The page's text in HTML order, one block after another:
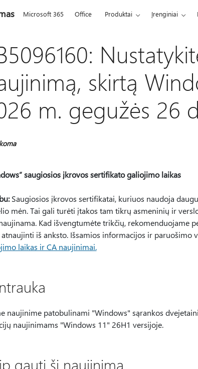
Microsoft 365 Office Produktai Įrenginiai
skirtą
m. gegužės 26
saugiosios įkrovos sertifikato galiojimo laikas
Saugiosios įkrovos sertifikatai, kuriuos naudoja
mėn. Tai gali turėti įtakos tam tikrų asmeninių ir
Kad išvengtumėte trikčių, rekomenduojame
iš anksto. Išsamios informacijos ir paruošimo
laikas ir CA naujinimai.
naujinime patobulinami "Windows" sąrankos
naujinimams "Windows 11" 26H1 versijoje.
gauti šį naujinimą